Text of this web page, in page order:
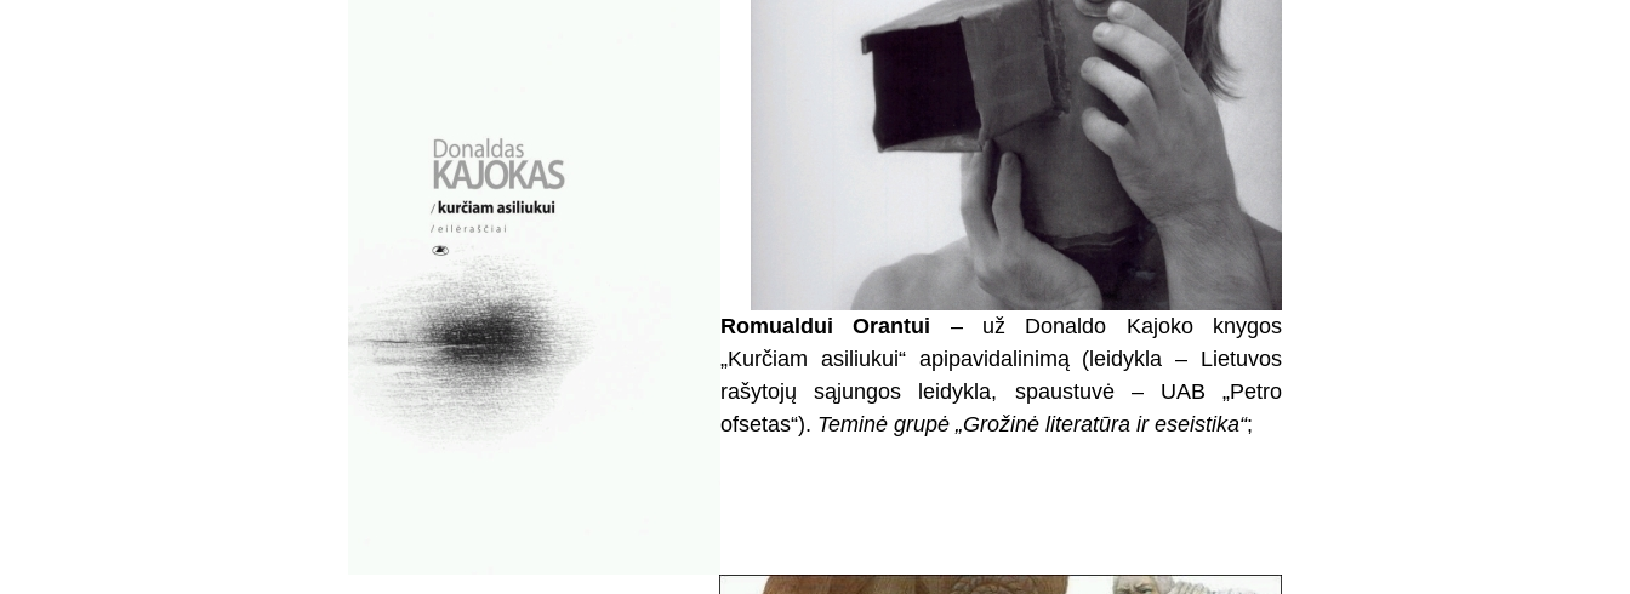
Romualdui Orantui – už Donaldo Kajoko knygos
„Kurčiam asiliukui“ apipavidalinimą (leidykla – Lietuvos
rašytojų sąjungos leidykla, spaustuvė – UAB „Petro
ofsetas“). Teminė grupė „Grožinė literatūra ir eseistika“;